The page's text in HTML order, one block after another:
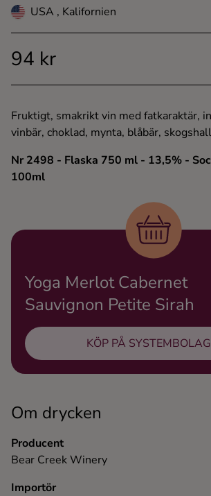
Tequila
Vodka
Ingredienser
USA , Kalifornien
94 kr
Fruktigt, smakrikt vin med fatkaraktär,
vinbär, choklad, mynta, blåbär,
Nr 2498 - Flaska 750 ml - 13,5% -
100ml
Om drycken
Producent
Bear Creek Winery
Importör
Yoga Merlot Cabernet
Sauvignon Petite Sirah
KÖP PÅ